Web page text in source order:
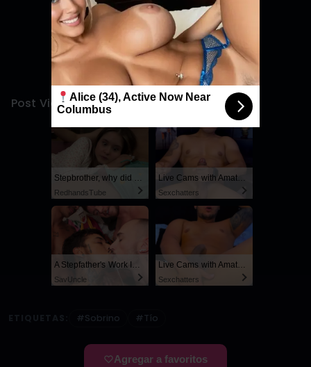
Confirmar valoración
Selecciona una estrella para valorar
4.8/5
123 votos
Post Views:10.904
Stepbrother, why did you show me your dick? Now I want to fuck you with my wet pussy
RedhandsTube
Live Cams with Amateur Men
Sexchatters
A Stepfather's Work Is Never Done
SayUncle
Live Cams with Amateur Men
Sexchatters
#Sobrino #Tío
Agregar a favoritos
Alice (34), Active Now Near
Columbus